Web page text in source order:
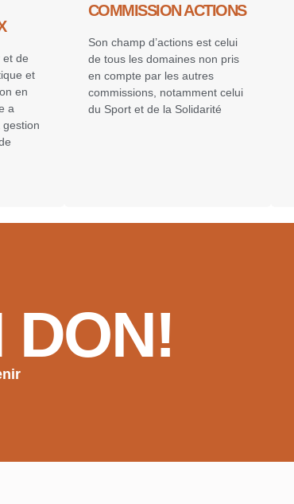
et de
et
en
a
COMMISSION ACTIONS
Son champ d’actions est celui
de tous les domaines non pris
en compte par les autres
commissions, notamment celui
du Sport et de la Solidarité
DON!